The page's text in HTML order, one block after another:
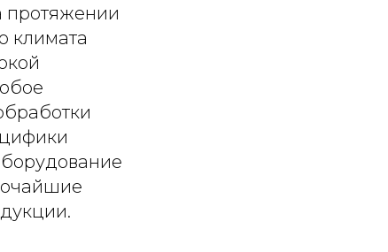
протяжении
климата